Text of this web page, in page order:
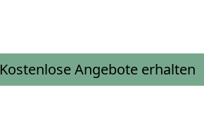
Kostenlose Angebote erhalten